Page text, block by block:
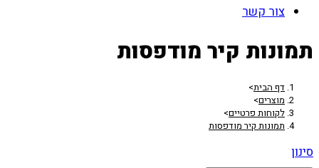
צור קשר
תמונות קיר מודפסות
דף הבית>
מוצרים>
לקוחות פרטיים>
תמונות קיר מודפסות
סינון